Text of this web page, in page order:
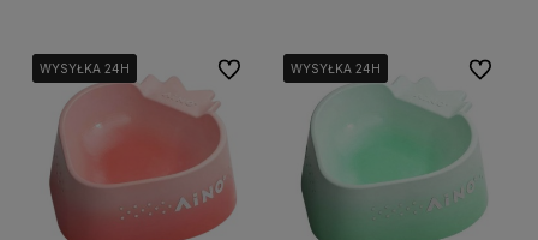
WYSYŁKA 24H
WYSYŁKA 24H
WYSYŁKA 24H Do ulubionychWYSYŁKA 24H
WYSYŁKA 24H
WYSYŁKA 24H Do